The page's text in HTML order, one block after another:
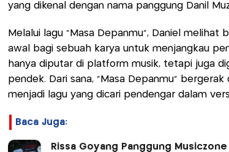
yang dikenal dengan nama panggung Danil
Melalui lagu “Masa Depanmu”, Daniel melihat
awal bagi sebuah karya untuk menjangkau
hanya diputar di platform musik, tetapi juga
pendek. Dari sana, “Masa Depanmu”
menjadi lagu yang dicari pendengar dalam
Baca Juga:
Rissa Goyang Panggung